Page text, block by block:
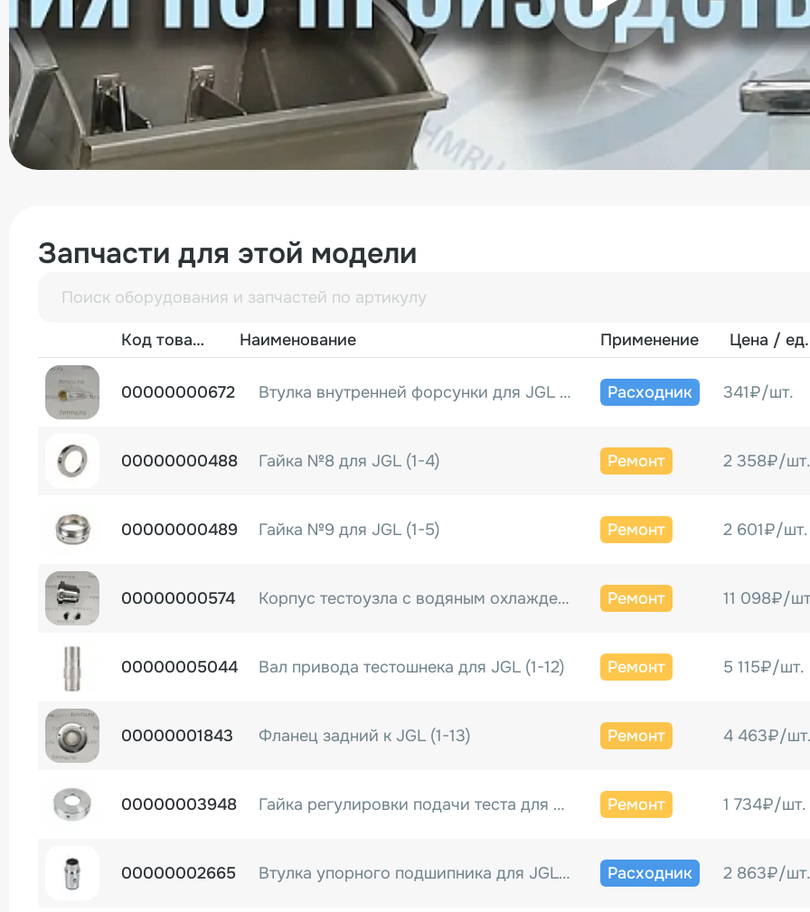
Запчасти для этой модели
Код товара Наименование Применение Цена / ед.
00000000672 Втулка внутренней форсунки для JGL (1-2) Расходник 341₽/шт.
00000000488 Гайка №8 для JGL (1-4) Ремонт 2 358₽/шт.
00000000489 Гайка №9 для JGL (1-5) Ремонт 2 601₽/шт.
00000000574 Корпус тестоузла с водяным охлаждением к JGL (1-6) Ремонт 11 098₽/
00000005044 Вал привода тестошнека для JGL (1-12) Ремонт 5 115₽/шт.
00000001843 Фланец задний к JGL (1-13) Ремонт 4 463₽/
00000003948 Гайка регулировки подачи теста для JGL-135 (1-14) Ремонт 1 734₽/шт.
00000002665 Втулка упорного подшипника для JGL (1-15) Расходник 2 863₽/шт.